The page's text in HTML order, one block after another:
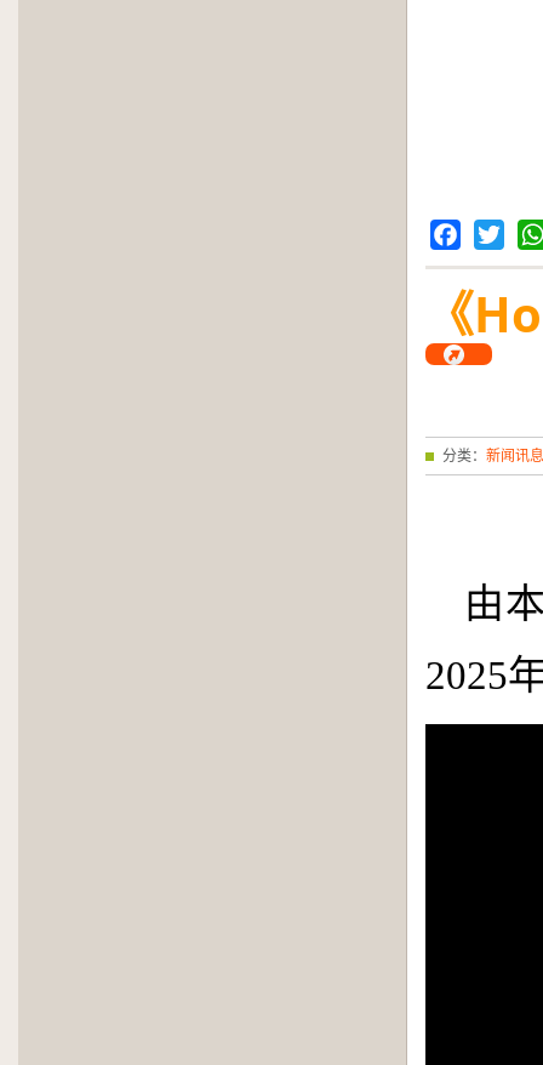
Facebook
Twitter
《
分类： 新闻讯息
由
2025